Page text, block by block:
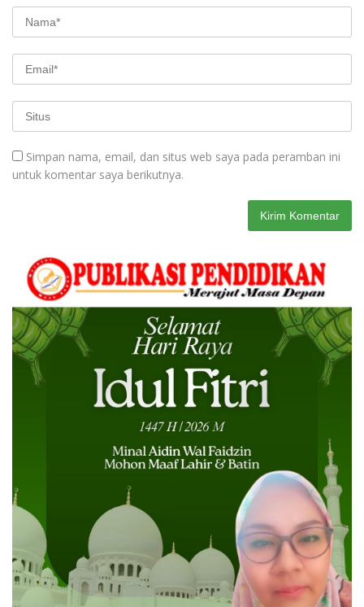
Simpan nama, email, dan situs web saya pada peramban ini
untuk komentar saya berikutnya.